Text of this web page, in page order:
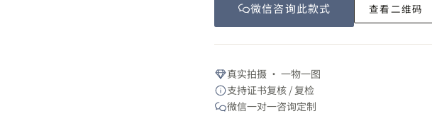
微信咨询此款式 查看二维码
真实拍摄 · 一物一图
支持证书复核 / 复检
微信一对一咨询定制